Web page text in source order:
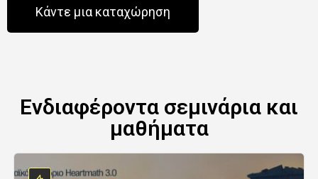
Κάντε μια καταχώρηση
Ενδιαφέροντα σεμινάρια και
μαθήματα